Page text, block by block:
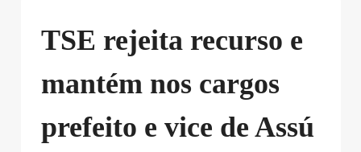
TSE rejeita recurso e
mantém nos cargos
prefeito e vice de Assú